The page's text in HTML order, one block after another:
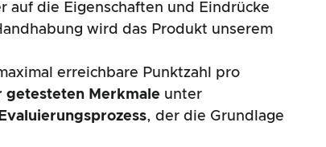
auf die Eigenschaften und Eindrücke
wird das Produkt unserem
erreichbare Punktzahl pro
getesteten Merkmale unter
Evaluierungsprozess, der die Grundlage